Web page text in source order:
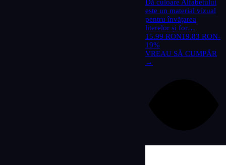
Dă culoare Alfabetului
este un material vizual
pentru învățarea
literelor și for…
15.99 RON19.83 RON-
19%
VREAU SĂ CUMPĂR
→